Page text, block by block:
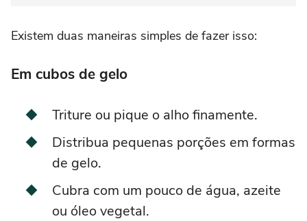
Existem duas maneiras simples de fazer isso:
Em cubos de gelo
Triture ou pique o alho finamente.
Distribua pequenas porções em formas
de gelo.
Cubra com um pouco de água, azeite
ou óleo vegetal.